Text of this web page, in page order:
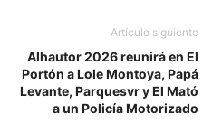
Artículo siguiente
Alhautor 2026 reunirá en El
Portón a Lole Montoya, Papá
Levante, Parquesvr y El Mató
a un Policía Motorizado